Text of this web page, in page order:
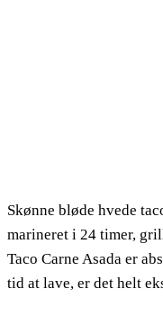
Skønne bløde hvede
marineret i 24 timer,
Taco Carne Asada er
tid at lave, er det helt